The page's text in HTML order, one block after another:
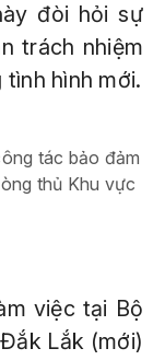
đòi hỏi sự
trách nhiệm
hình mới.
tác bảo đảm
thủ Khu vực
việc tại Bộ
Lắk (mới)